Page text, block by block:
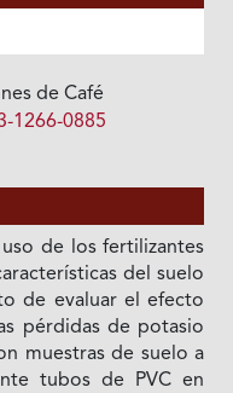
de Café
1266-0885
de los fertilizantes
del suelo
de evaluar el efecto
pérdidas de potasio
muestras de suelo a
tubos de PVC en